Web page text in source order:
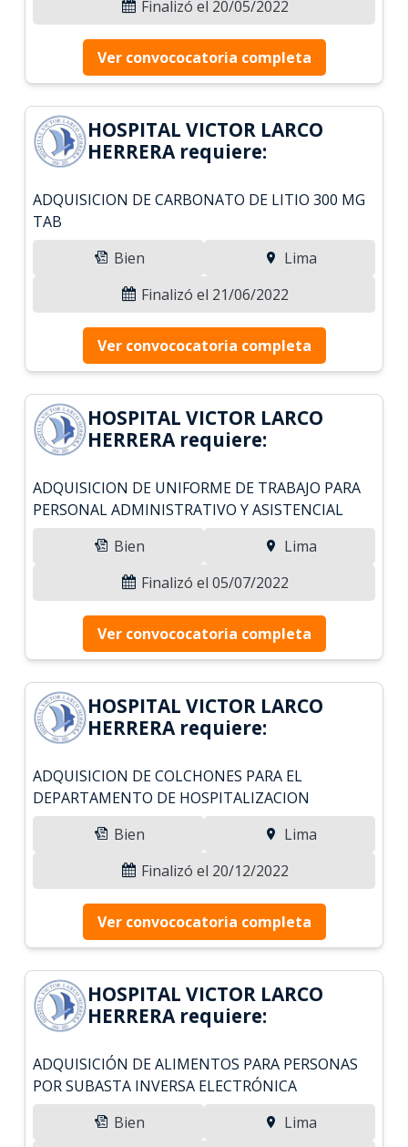
Finalizó el 20/05/2022
Ver convococatoria completa
HOSPITAL VICTOR LARCO
HERRERA requiere:
ADQUISICION DE CARBONATO DE LITIO 300 MG
TAB
Bien
Lima
Finalizó el 21/06/2022
Ver convococatoria completa
HOSPITAL VICTOR LARCO
HERRERA requiere:
ADQUISICION DE UNIFORME DE TRABAJO PARA
PERSONAL ADMINISTRATIVO Y ASISTENCIAL
Bien
Lima
Finalizó el 05/07/2022
Ver convococatoria completa
HOSPITAL VICTOR LARCO
HERRERA requiere:
ADQUISICION DE COLCHONES PARA EL
DEPARTAMENTO DE HOSPITALIZACION
Bien
Lima
Finalizó el 20/12/2022
Ver convococatoria completa
HOSPITAL VICTOR LARCO
HERRERA requiere:
ADQUISICIÓN DE ALIMENTOS PARA PERSONAS
POR SUBASTA INVERSA ELECTRÓNICA
Bien
Lima